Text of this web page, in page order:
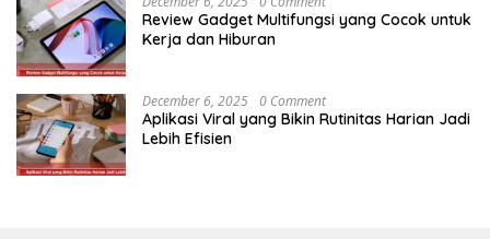
Review Gadget Multifungsi yang Cocok untuk
Kerja dan Hiburan
December 6, 2025 0 Comment
Aplikasi Viral yang Bikin Rutinitas Harian Jadi
Lebih Efisien